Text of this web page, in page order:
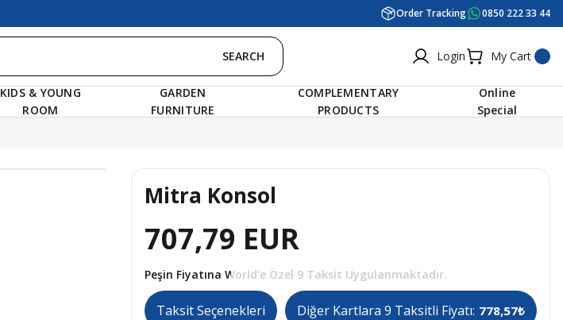
Order Tracking 0850 222 33 44
SEARCH Login My Cart
KIDS & YOUNG
ROOM
GARDEN
FURNITURE
COMPLEMENTARY
PRODUCTS
Online
Special
Mitra Konsol
707,79 EUR
Peşin Fiyatına World'e Özel 9 Taksit Uygulanmaktadır.
Taksit Seçenekleri Diğer Kartlara 9 Taksitli Fiyatı: 778,57₺